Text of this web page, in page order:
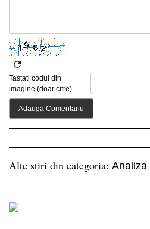
Tastati codul din
imagine (doar cifre)
Alte stiri din categoria: Analiza